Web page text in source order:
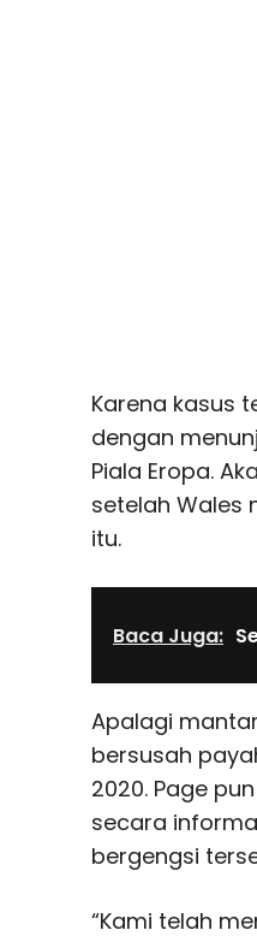
Karena kasus
dengan
Piala Eropa.
setelah Wales
itu.
Baca Juga:
Apalagi
bersusah
2020. Page
secara
bergengsi
“Kami telah